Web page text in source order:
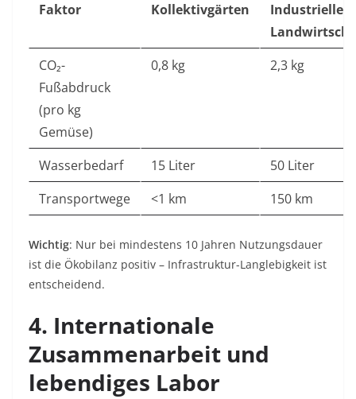
Faktor Kollektivgärten
Industrielle
CO₂-
Fußabdruck
(pro kg
Gemüse)
0,8 kg 2,3 kg
Wasserbedarf 15 Liter
50 Liter
Transportwege
<1 km 150 km
Wichtig: Nur bei mindestens 10 Jahren Nutzungsdauer
ist die Ökobilanz positiv – Infrastruktur-Langlebigkeit ist
entscheidend.
4. Internationale
Zusammenarbeit und
lebendiges Labor